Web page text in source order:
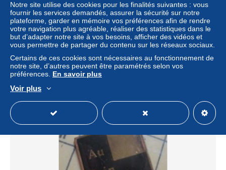
pin513e ALIMENTATION LES HALLES DE QUERCAMPS
PANIER A PROVISIONS LEGUMES VIN POMMES
± 0,98 $US
Statut
Notre site utilise des cookies pour les finalités suivantes : vous
fournir les services demandés, assurer la sécurité sur notre
plateforme, garder en mémoire vos préférences afin de rendre
votre navigation plus agréable, réaliser des statistiques dans le
but d’adapter notre site à vos besoins, afficher des vidéos et
vous permettre de partager du contenu sur les réseaux sociaux.
Certains de ces cookies sont nécessaires au fonctionnement de
notre site, d’autres peuvent être paramétrés selon vos
préférences. En savoir plus
Voir plus